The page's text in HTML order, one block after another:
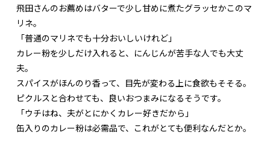
飛田さんのお薦めはバターで少し甘めに煮たグラッセかこのマ
リネ。
「普通のマリネでも十分おいしいけれど」
カレー粉を少しだけ入れると、にんじんが苦手な人でも大丈
夫。
スパイスがほんのり香って、目先が変わる上に食欲もそそる。
ピクルスと合わせても、良いおつまみになるそうです。
「ウチはね、夫がとにかくカレー好きだから」
缶入りのカレー粉は必需品で、これがとても便利なんだとか。